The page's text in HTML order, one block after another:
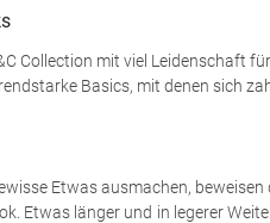
Collection mit viel Leidenschaft
Basics, mit denen sich
Etwas ausmachen,
Etwas länger und in legerer